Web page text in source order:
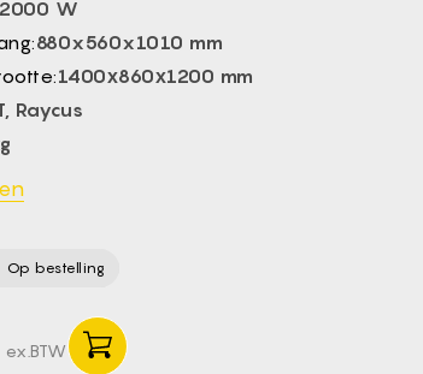
2000 W
880x560x1010 mm
1400х860х1200 mm
Raycus
Op bestelling
ex.BTW